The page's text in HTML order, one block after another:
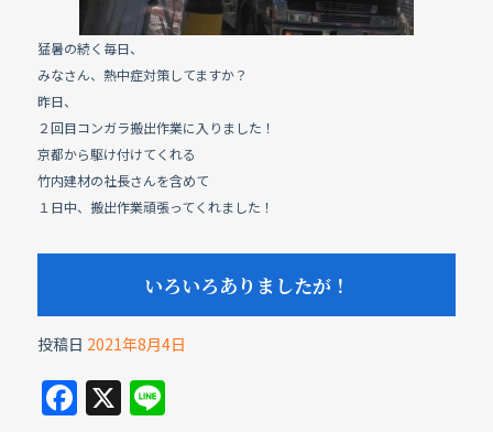
猛暑の続く毎日、
みなさん、熱中症対策してますか？
昨日、
２回目コンガラ搬出作業に入りました！
京都から駆け付けてくれる
竹内建材の社長さんを含めて
１日中、搬出作業頑張ってくれました！
いろいろありましたが！
投稿日 2021年8月4日
F X Li